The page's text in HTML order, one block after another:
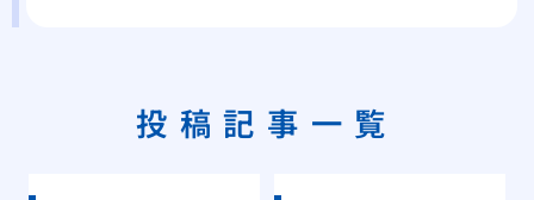
投稿記事一覧